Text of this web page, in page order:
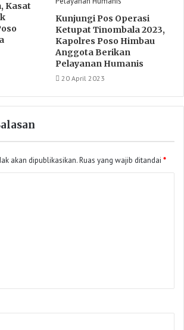
Kasat
Kunjungi Pos Operasi
Ketupat Tinombala 2023,
Kapolres Poso Himbau
Anggota Berikan
Pelayanan Humanis
20 April 2023
akan dipublikasikan.Ruas yang wajib ditandai *